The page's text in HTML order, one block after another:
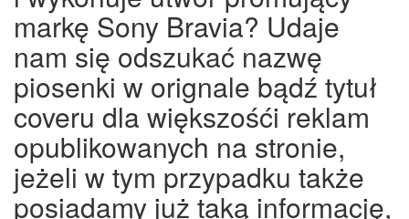
markę Sony Bravia? Udaje
nam się odszukać nazwę
piosenki w orignale bądź tytuł
coveru dla większośći reklam
opublikowanych na stronie,
jeżeli w tym przypadku także
posiadamy już taką informację,